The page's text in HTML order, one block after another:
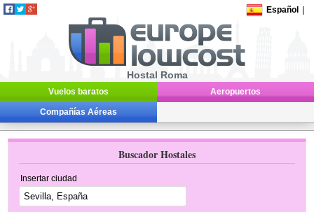
Español
Hostal Roma
Vuelos baratos Aeropuertos
Compañías Aéreas
Buscador Hostales
Insertar ciudad